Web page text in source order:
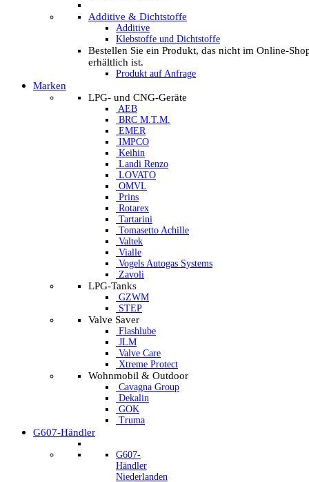
Additive & Dichtstoffe
Additive
Klebstoffe und Dichtstoffe
Bestellen Sie ein Produkt, das nicht im Online-
erhältlich ist.
Produkt auf Anfrage
Marken
LPG- und CNG-Geräte
AEB
BRC M.T.M.
EMER
IMPCO
Keihin
Landi Renzo
LOVATO
OMVL
Prins
Rotarex
Tartarini
Tomasetto Achille
Valtek
Vialle
Vogels Autogas Systems
Zavoli
LPG-Tanks
GZWM
STEP
Valve Saver
Flashlube
JLM
Valve Care
Xtreme Protect
Wohnmobil & Outdoor
Cavagna Group
Dekalin
GOK
Truma
G607-Händler
G607-
Händler
Niederlanden